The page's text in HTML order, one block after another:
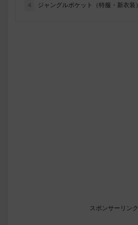
4 ジャングルポケット（特服・新衣装
スポンサーリンク